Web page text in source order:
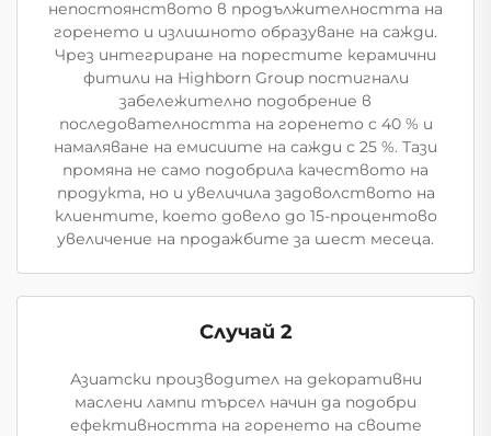
непостоянството в продължителността на
горенето и излишното образуване на сажди.
Чрез интегриране на порестите керамични
фитили на Highborn Group постигнали
забележително подобрение в
последователността на горенето с 40 % и
намаляване на емисиите на сажди с 25 %. Тази
промяна не само подобрила качеството на
продукта, но и увеличила задоволството на
клиентите, което довело до 15-процентово
увеличение на продажбите за шест месеца.
Случай 2
Азиатски производител на декоративни
маслени лампи търсел начин да подобри
ефективността на горенето на своите